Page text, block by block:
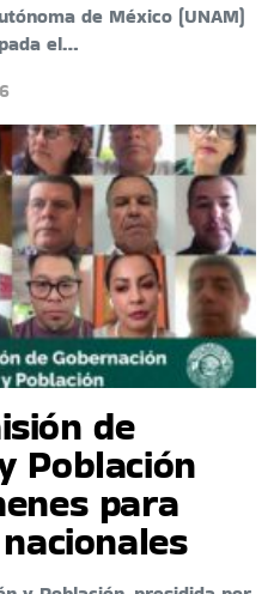
de México (UNAM)
el…
de
Población
para